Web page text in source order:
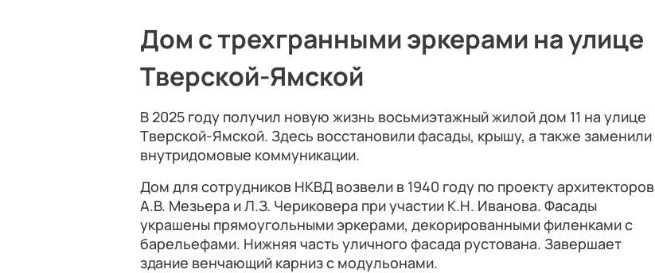
Дом с трехгранными эркерами на улице
Тверской-Ямской
В 2025 году получил новую жизнь восьмиэтажный жилой дом 11 на улице
Тверской-Ямской. Здесь восстановили фасады, крышу, а также заменили
внутридомовые коммуникации.
Дом для сотрудников НКВД возвели в 1940 году по проекту архитекторов
А.В. Мезьера и Л.З. Чериковера при участии К.Н. Иванова. Фасады
украшены прямоугольными эркерами, декорированными филенками с
барельефами. Нижняя часть уличного фасада рустована. Завершает
здание венчающий карниз с модульонами.